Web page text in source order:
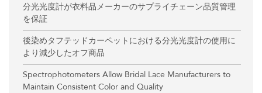
分光光度計が衣料品メーカーのサプライチェーン品質管理
を保証
後染めタフテッドカーペットにおける分光光度計の使用に
より減少したオフ商品
Spectrophotometers Allow Bridal Lace Manufacturers to
Maintain Consistent Color and Quality